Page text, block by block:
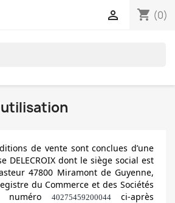
shopping_cart (0)

de vente sont conclues d’une
DELECROIX dont le siège social est
47800 Miramont de Guyenne,
du Commerce et des Sociétés
numéro
40275459200044ci-après